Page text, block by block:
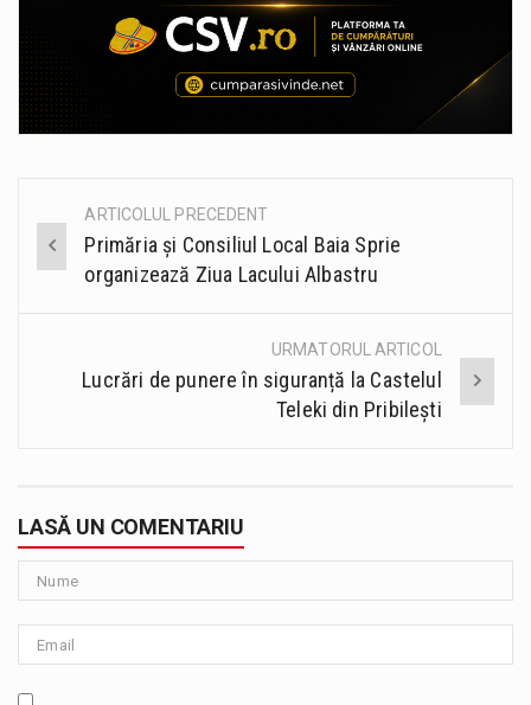
Post
navigation
ARTICOLUL PRECEDENT
Primăria și Consiliul Local Baia Sprie
organizează Ziua Lacului Albastru
URMATORUL ARTICOL
Lucrări de punere în siguranță la Castelul
Teleki din Pribilești
LASĂ UN COMENTARIU